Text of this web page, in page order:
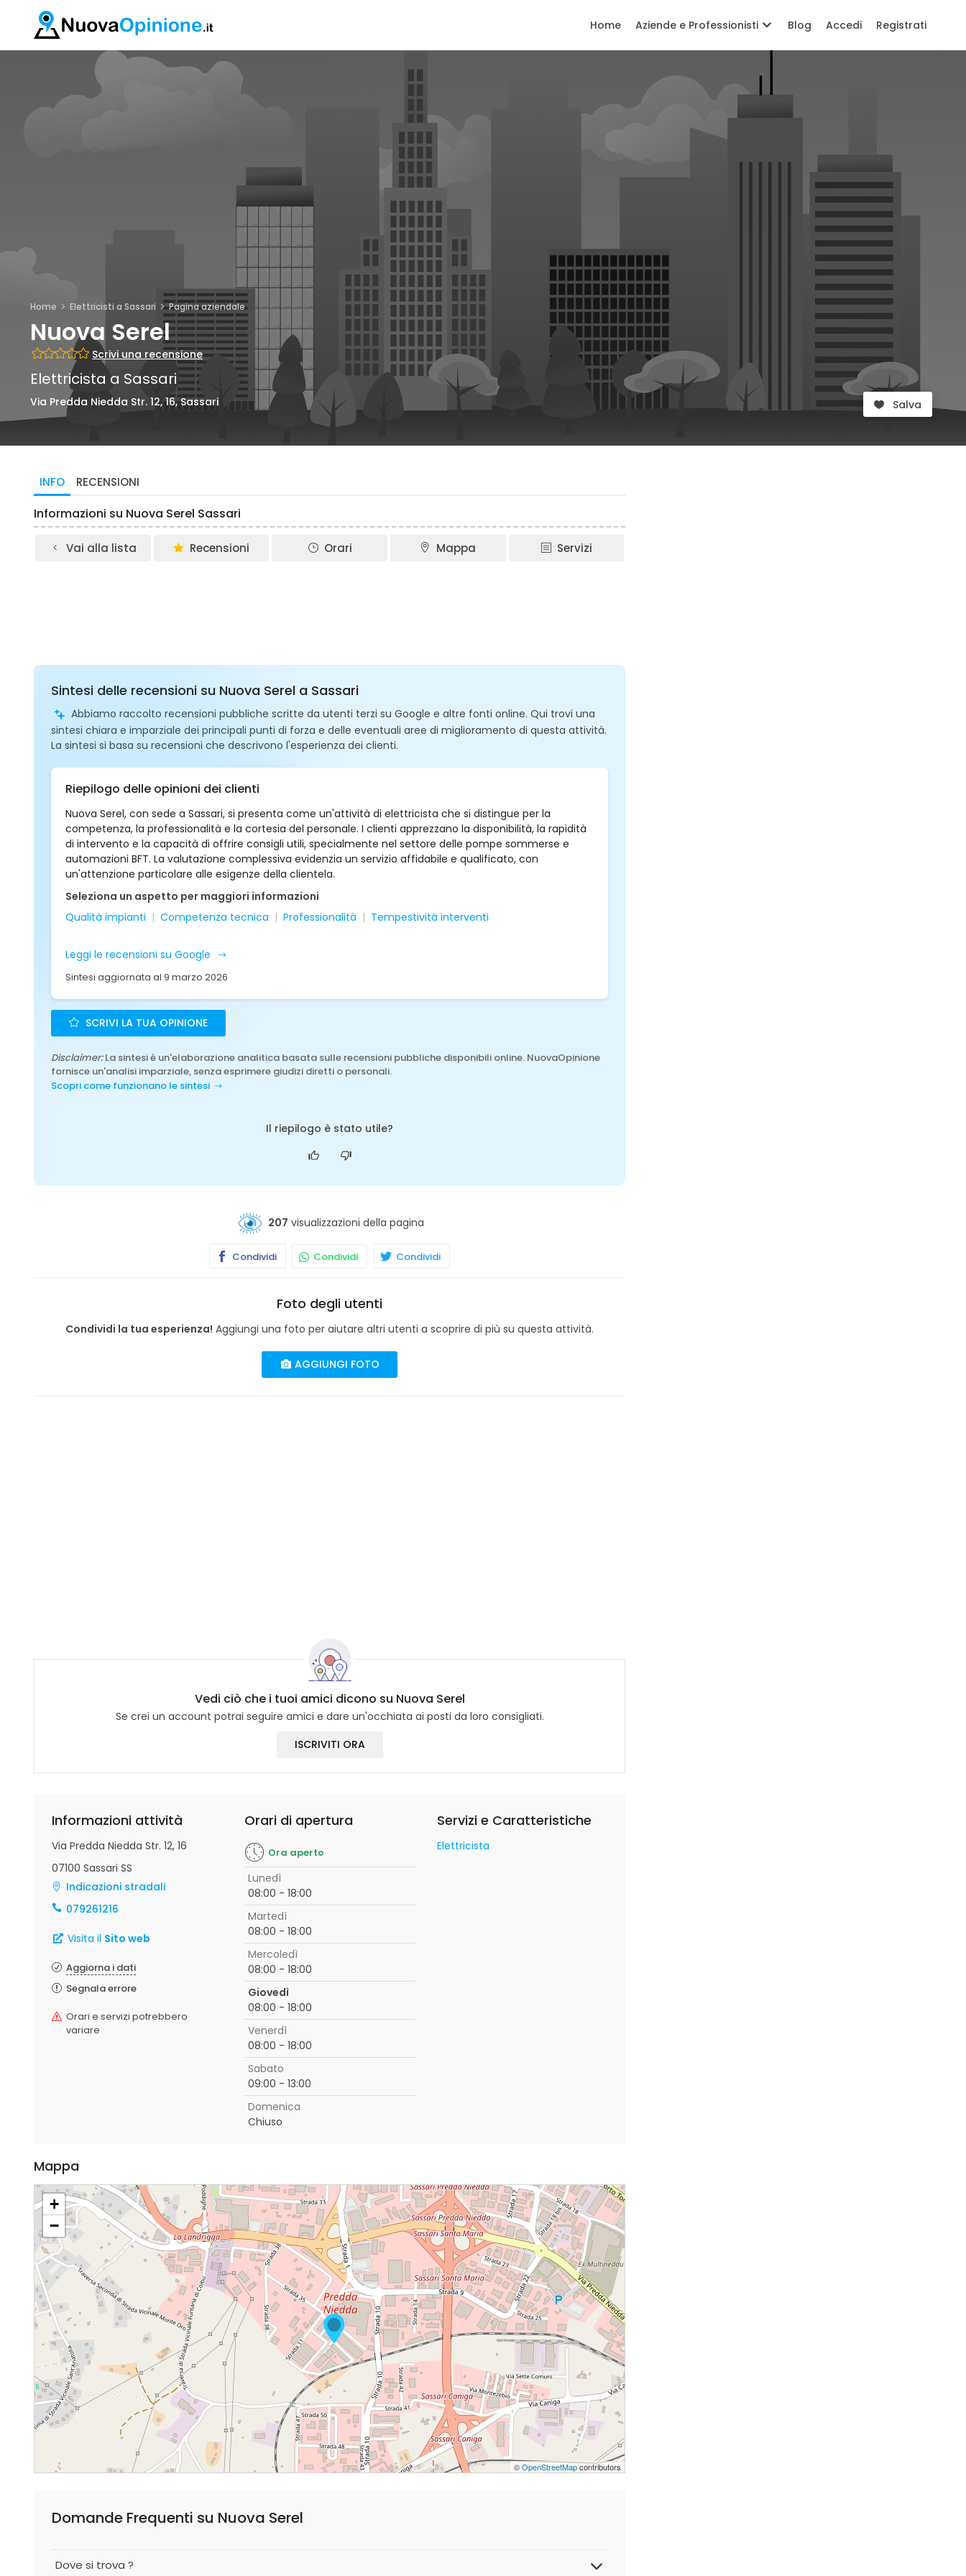
Home Aziende e Professionisti Blog Accedi Registrati
Home Elettricisti a Sassari Pagina aziendale
Nuova Serel
Scrivi una recensione
Elettricista a Sassari
Via Predda Niedda Str. 12, 16, Sassari Salva
INFO RECENSIONI
Informazioni su Nuova Serel Sassari
Vai alla lista Recensioni Orari Mappa Servizi
Sintesi delle recensioni su Nuova Serel a Sassari
Abbiamo raccolto recensioni pubbliche scritte da utenti terzi su Google e altre fonti online. Qui trovi una
sintesi chiara e imparziale dei principali punti di forza e delle eventuali aree di miglioramento di questa attività.
La sintesi si basa su recensioni che descrivono l'esperienza dei clienti.
Riepilogo delle opinioni dei clienti
Nuova Serel, con sede a Sassari, si presenta come un'attività di elettricista che si distingue per la
competenza, la professionalità e la cortesia del personale. I clienti apprezzano la disponibilità, la rapidità
di intervento e la capacità di offrire consigli utili, specialmente nel settore delle pompe sommerse e
automazioni BFT. La valutazione complessiva evidenzia un servizio affidabile e qualificato, con
un'attenzione particolare alle esigenze della clientela.
Seleziona un aspetto per maggiori informazioni
Qualità impianti
Competenza tecnica Professionalità Tempestività interventi
Leggi le recensioni su Google
Sintesi aggiornata al 9 marzo 2026
SCRIVI LA TUA OPINIONE
Disclaimer:La sintesi è un'elaborazione analitica basata sulle recensioni pubbliche disponibili online. NuovaOpinione
fornisce un'analisi imparziale, senza esprimere giudizi diretti o personali.
Scopri come funzionano le sintesi
Il riepilogo è stato utile?
207 visualizzazioni della pagina
Condividi Condividi Condividi
Foto degli utenti
Condividi la tua esperienza! Aggiungi una foto per aiutare altri utenti a scoprire di più su questa attività.
AGGIUNGI FOTO
Vedi ciò che i tuoi amici dicono su Nuova Serel
Se crei un account potrai seguire amici e dare un'occhiata ai posti da loro consigliati.
ISCRIVITI ORA
Informazioni attività
Via Predda Niedda Str. 12, 16
07100 Sassari SS
Indicazioni stradali
079261216
Visita il Sito web
Aggiorna i dati
Segnala errore
Orari e servizi potrebbero
variare
Orari di apertura
Ora aperto
Lunedì
08:00 - 18:00
Martedì
08:00 - 18:00
Mercoledì
08:00 - 18:00
Giovedì
08:00 - 18:00
Venerdì
08:00 - 18:00
Sabato
09:00 - 13:00
Domenica
Chiuso
Servizi e Caratteristiche
Elettricista
Mappa
+
−
©OpenStreetMapcontributors
Domande Frequenti su Nuova Serel
Dove si trova ?